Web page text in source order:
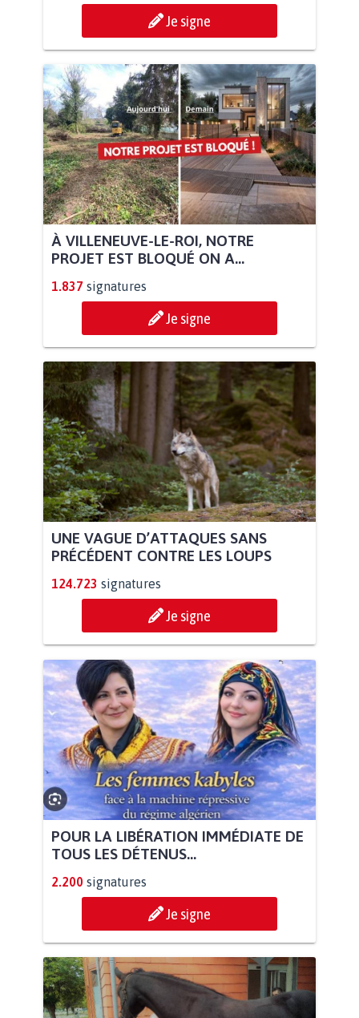
Je signe
À VILLENEUVE-LE-ROI, NOTRE
PROJET EST BLOQUÉ ON A...
1.837 signatures
Je signe
UNE VAGUE D’ATTAQUES SANS
PRÉCÉDENT CONTRE LES LOUPS
124.723 signatures
Je signe
POUR LA LIBÉRATION IMMÉDIATE DE
TOUS LES DÉTENUS...
2.200 signatures
Je signe